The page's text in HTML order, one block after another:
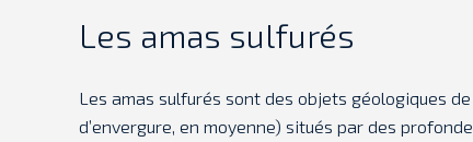
Les amas sulfurés
Les amas sulfurés sont des objets géologiques
d’envergure, en moyenne) situés par des